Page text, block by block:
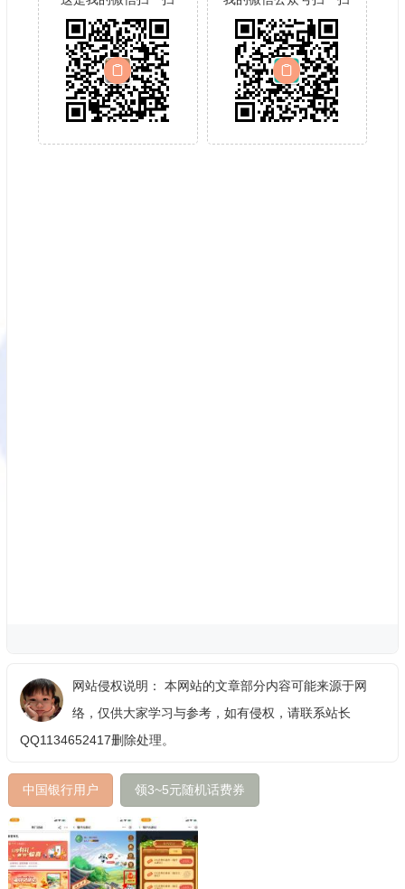
网站侵权说明： 本网站的文章部分内容可能来源于网
络，仅供大家学习与参考，如有侵权，请联系站长
QQ1134652417删除处理。
中国银行用户 领3~5元随机话费券